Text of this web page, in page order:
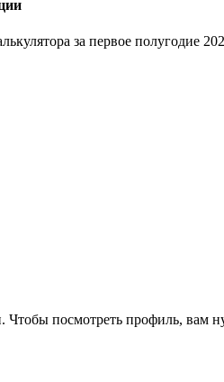
за первое полугодие
посмотреть профиль, вам